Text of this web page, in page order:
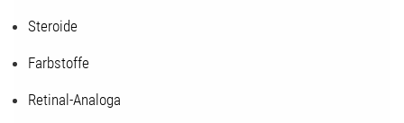
Steroide
Farbstoffe
Retinal-Analoga